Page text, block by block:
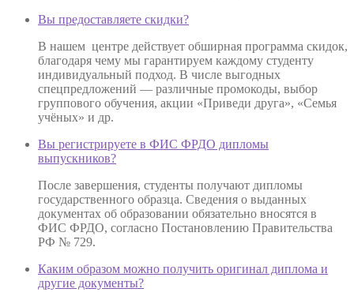
Вы предоставляете скидки?
В нашем центре действует обширная программа скидок,
благодаря чему мы гарантируем каждому студенту
индивидуальный подход. В числе выгодных
спецпредложений — различные промокоды, выбор
группового обучения, акции «Приведи друга», «Семья
учёных» и др.
Вы регистрируете в ФИС ФРДО дипломы
выпускников?
После завершения, студенты получают дипломы
государственного образца. Сведения о выданных
документах об образовании обязательно вносятся в
ФИС ФРДО, согласно Постановлению Правительства
РФ № 729.
Каким образом можно получить оригинал диплома и
другие документы?